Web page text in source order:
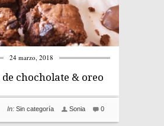
24 marzo, 2018
chocholate & oreo
0
Sonia
In: Sin categoría